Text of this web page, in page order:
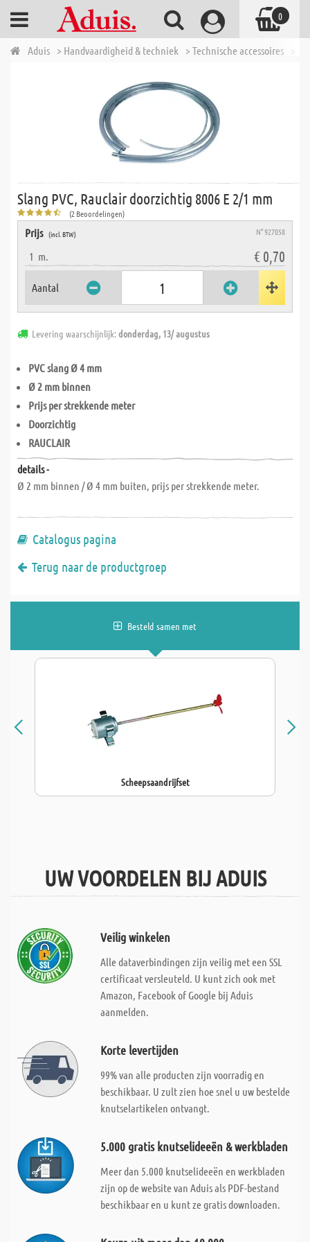
Aduis > Handvaardigheid & techniek > Technische accessoires >
Slang PVC, Rauclair doorzichtig 8006 E 2/1 mm
(2 Beoordelingen)
Prijs (incl. BTW) N° 927058
1 m. € 0,70
Aantal
Levering waarschijnlijk:donderdag, 13/ augustus
PVC slang Ø 4 mm
Ø 2 mm binnen
Prijs per strekkende meter
Doorzichtig
RAUCLAIR
details -
Ø 2 mm binnen / Ø 4 mm buiten, prijs per strekkende meter.
Catalogus pagina
Terug naar de productgroep
Besteld samen met
Scheepsaandrijfset
UW VOORDELEN BIJ ADUIS
Veilig winkelen
Alle dataverbindingen zijn veilig met een SSL
certificaat versleuteld. U kunt zich ook met
Amazon, Facebook of Google bij Aduis
aanmelden.
Korte levertijden
99% van alle producten zijn voorradig en
beschikbaar. U zult zien hoe snel u uw bestelde
knutselartikelen ontvangt.
5.000 gratis knutselideeën & werkbladen
Meer dan 5.000 knutselideeën en werkbladen
zijn op de website van Aduis als PDF-bestand
beschikbaar en u kunt ze gratis downloaden.
0